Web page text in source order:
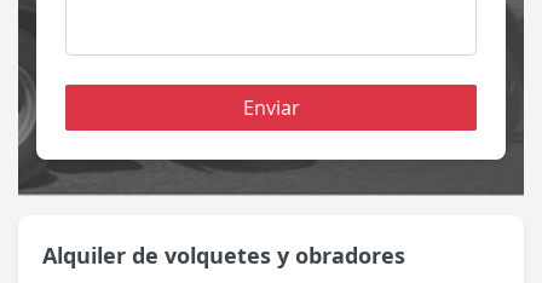
Enviar
Alquiler de volquetes y obradores